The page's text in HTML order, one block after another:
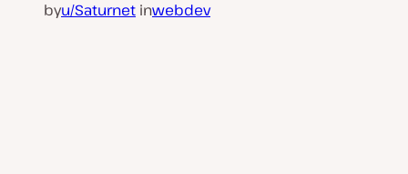
byu/Saturnet inwebdev